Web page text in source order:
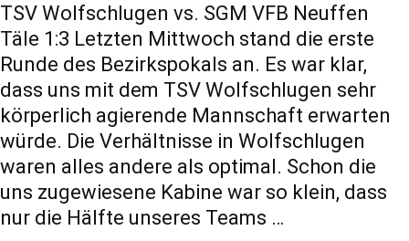
TSV Wolfschlugen vs. SGM VFB Neuffen
Täle 1:3 Letzten Mittwoch stand die erste
Runde des Bezirkspokals an. Es war klar,
dass uns mit dem TSV Wolfschlugen sehr
körperlich agierende Mannschaft erwarten
würde. Die Verhältnisse in Wolfschlugen
waren alles andere als optimal. Schon die
uns zugewiesene Kabine war so klein, dass
nur die Hälfte unseres Teams …